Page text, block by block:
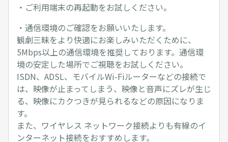
・ご利用端末の再起動をお試しください。
・通信環境のご確認をお願いいたします。
観劇三昧をより快適にお楽しみいただくために、
5Mbps以上の通信環境を推奨しております。通信環
境の安定した場所でご視聴をお試しください。
ISDN、ADSL、モバイルWi-Fiルーターなどの接続で
は、映像が止まってしまう、映像と音声にズレが生じ
る、映像にカクつきが見られるなどの原因になりま
す。
また、ワイヤレス ネットワーク接続よりも有線のイ
ンターネット接続をおすすめします。